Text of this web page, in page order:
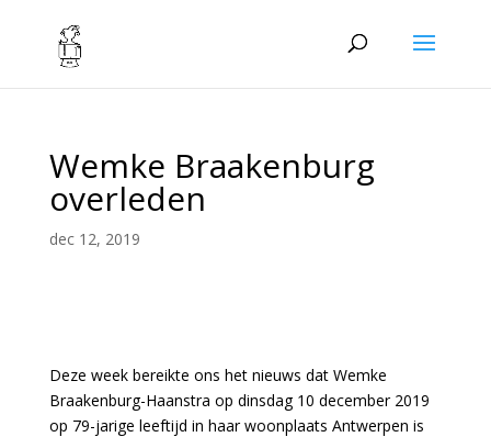
Wemke Braakenburg
overleden
dec 12, 2019
Deze week bereikte ons het nieuws dat Wemke
Braakenburg-Haanstra op dinsdag 10 december 2019
op 79-jarige leeftijd in haar woonplaats Antwerpen is